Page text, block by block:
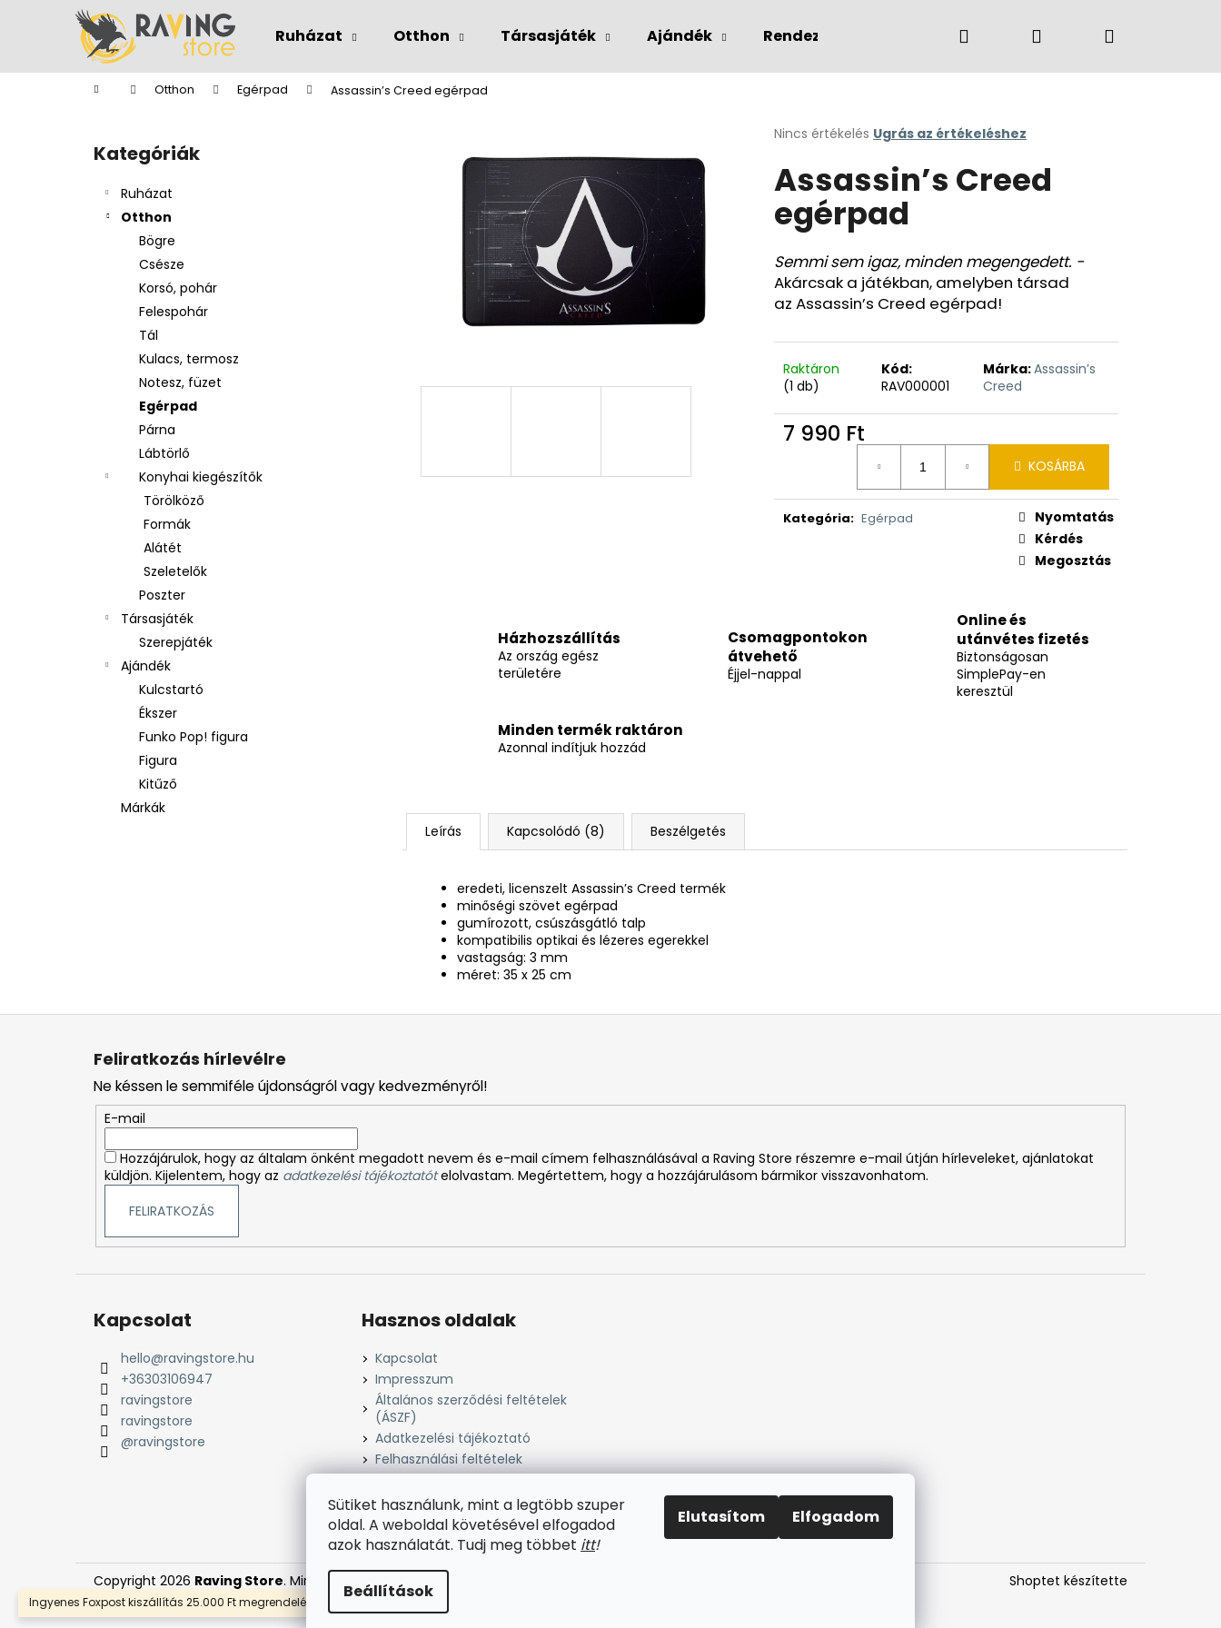
Sütiket használunk, mint a legtöbb szuper
oldal. A weboldal követésével elfogadod
azok használatát. Tudj meg többet itt!
Beállítások
Elutasítom Elfogadom
Ingyenes Foxpost kiszállítás 25.000 Ft megrendelés felett!
Ruházat Otthon Társasjáték Ajándék Rendezvények Márkák Keresés Bejelentkezés
KezdőlapOtthon Egérpad Assassin’s Creed egérpad
Kategóriák
átugrása
Kategóriák
Ruházat
Otthon
Bögre
Csésze
Korsó, pohár
Felespohár
Tál
Kulacs, termosz
Notesz, füzet
Egérpad
Párna
Lábtörlő
Konyhai kiegészítők
Törölköző
Formák
Alátét
Szeletelők
Poszter
Társasjáték
Szerepjáték
Ajándék
Kulcstartó
Ékszer
Funko Pop! figura
Figura
Kitűző
Márkák
A
átlagos
értékelése
ből
csillag.
Nincs értékelés Ugrás az értékeléshez
Assassin’s Creed
egérpad
Semmi sem igaz, minden megengedett. -
Akárcsak a játékban, amelyben társad
az Assassin’s Creed egérpad!
Raktáron
(1 db)
Kód:
RAV000001
Márka:Assassin’s
Creed
7 990 Ft
KOSÁRBA
Kategória: Egérpad
Nyomtatás
Kérdés
Megosztás
Házhozszállítás
Az ország egész
területére
Csomagpontokon
átvehető
Éjjel-nappal
Online és
utánvétes fizetés
Biztonságosan
SimplePay-en
keresztül
Minden termék raktáron
Azonnal indítjuk hozzád
Leírás Kapcsolódó (8) Beszélgetés
eredeti, licenszelt Assassin’s Creed termék
minőségi szövet egérpad
gumírozott, csúszásgátló talp
kompatibilis optikai és lézeres egerekkel
vastagság: 3 mm
méret: 35 x 25 cm
á
Vissza
a boltba
Vissza
a boltba
Mit keres?
KERESÉS
L
Feliratkozás hírlevélre
Ne késsen le semmiféle újdonságról vagy kedvezményről!
E-mail
Hozzájárulok, hogy az általam önként megadott nevem és e-mail címem felhasználásával a Raving Store részemre e-mail útján hírleveleket, ajánlatokat
küldjön. Kijelentem, hogy az adatkezelési tájékoztatót elolvastam. Megértettem, hogy a hozzájárulásom bármikor visszavonhatom.
FELIRATKOZÁS
Kapcsolat
hello@ravingstore.hu
+36303106947
ravingstore
ravingstore
@ravingstore
Hasznos oldalak
Kapcsolat
Impresszum
Általános szerződési feltételek
(ÁSZF)
Adatkezelési tájékoztató
Felhasználási feltételek
Fizetési lehetőség
Szállítási információk
Shoptet készítette
Copyright 2026 Raving Store. Minden jog fenntartva.